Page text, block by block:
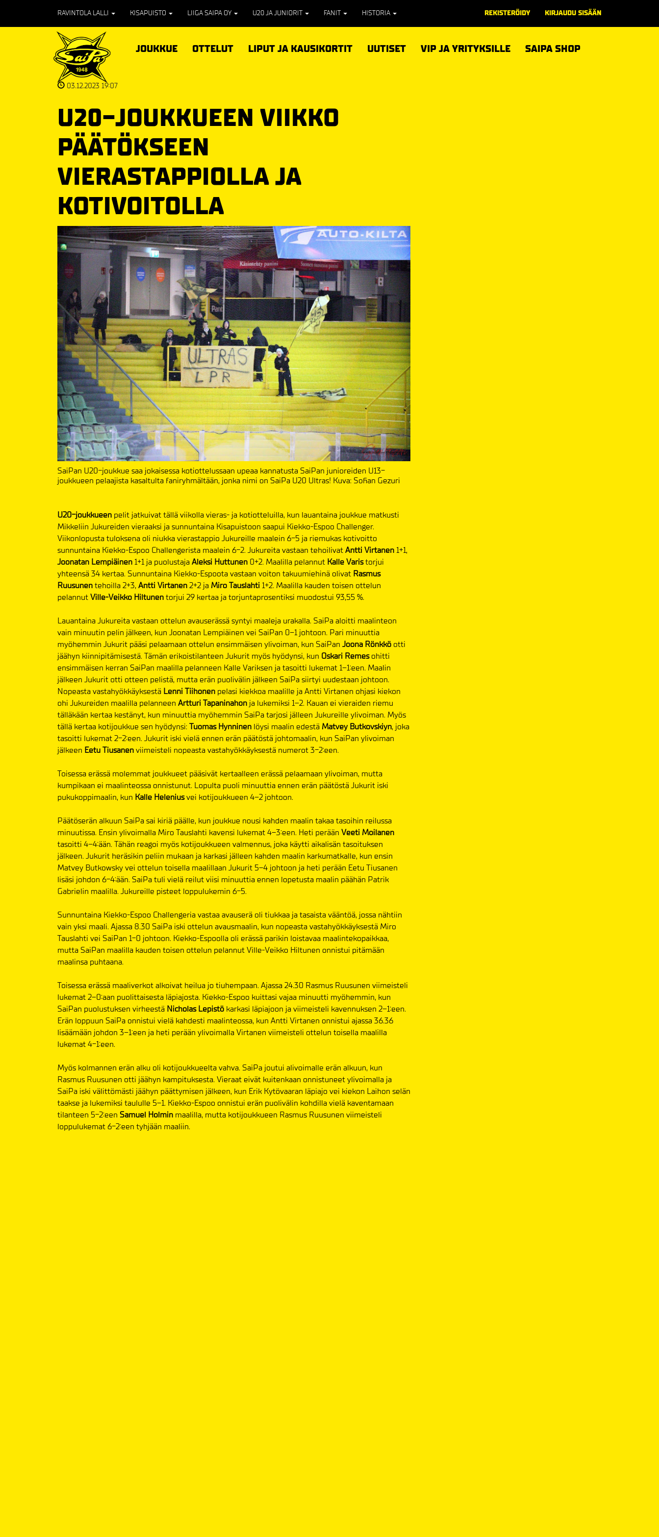
RAVINTOLA LALLI KISAPUISTO LIIGA SAIPA OY U20 JA JUNIORIT FANIT HISTORIA REKISTERÖIDY KIRJAUDU SISÄÄN
JOUKKUE OTTELUT LIPUT JA KAUSIKORTIT UUTISET VIP JA YRITYKSILLE SAIPA SHOP
03.12.2023 19:07
U20-JOUKKUEEN VIIKKO
PÄÄTÖKSEEN
VIERASTAPPIOLLA JA
KOTIVOITOLLA
SaiPan U20-joukkue saa jokaisessa kotiottelussaan upeaa kannatusta SaiPan junioreiden U13-
joukkueen pelaajista kasaltulta faniryhmältään, jonka nimi on SaiPa U20 Ultras! Kuva: Sofian Gezuri
U20-joukkueen pelit jatkuivat tällä viikolla vieras- ja kotiotteluilla, kun lauantaina joukkue matkusti
Mikkeliin Jukureiden vieraaksi ja sunnuntaina Kisapuistoon saapui Kiekko-Espoo Challenger.
Viikonlopusta tuloksena oli niukka vierastappio Jukureille maalein 6-5 ja riemukas kotivoitto
sunnuntaina Kiekko-Espoo Challengerista maalein 6-2. Jukureita vastaan tehoilivatAntti Virtanen1+1,
Joonatan Lempiäinen1+1 ja puolustajaAleksi Huttunen 0+2. Maalilla pelannut Kalle Varistorjui
yhteensä 34 kertaa. Sunnuntaina Kiekko-Espoota vastaan voiton takuumiehinä olivat Rasmus
Ruusunentehoilla 2+3, Antti Virtanen2+2 ja Miro Tauslahti 1+2. Maalilla kauden toisen ottelun
pelannutVille-Veikko Hiltunentorjui 29 kertaa ja torjuntaprosentiksi muodostui 93,55 %.
Lauantaina Jukureita vastaan ottelun avauserässä syntyi maaleja urakalla. SaiPa aloitti maalinteon
vain minuutin pelin jälkeen, kun Joonatan Lempiäinen vei SaiPan 0–1 johtoon. Pari minuuttia
myöhemmin Jukurit pääsi pelaamaan ottelun ensimmäisen ylivoiman, kun SaiPan Joona Rönkkö otti
jäähyn kiinnipitämisestä. Tämän erikoistilanteen Jukurit myös hyödynsi, kun Oskari Remesohitti
ensimmäisen kerran SaiPan maalilla pelanneen Kalle Variksen ja tasoitti lukemat 1–1:een. Maalin
jälkeen Jukurit otti otteen pelistä, mutta erän puolivälin jälkeen SaiPa siirtyi uudestaan johtoon.
Nopeasta vastahyökkäyksestä Lenni Tiihonen pelasi kiekkoa maalille ja Antti Virtanen ohjasi kiekon
ohi Jukureiden maalilla pelanneen Artturi Tapaninahon ja lukemiksi 1–2. Kauan ei vieraiden riemu
tälläkään kertaa kestänyt, kun minuuttia myöhemmin SaiPa tarjosi jälleen Jukureille ylivoiman. Myös
tällä kertaa kotijoukkue sen hyödynsi: Tuomas Hynninen löysi maalin edestä Matvey Butkovskiyn, joka
tasoitti lukemat 2-2:een. Jukurit iski vielä ennen erän päätöstä johtomaalin, kun SaiPan ylivoiman
jälkeen Eetu Tiusanenviimeisteli nopeasta vastahyökkäyksestä numerot 3-2:een.
Toisessa erässä molemmat joukkueet pääsivät kertaalleen erässä pelaamaan ylivoiman, mutta
kumpikaan ei maalinteossa onnistunut. Lopulta puoli minuuttia ennen erän päätöstä Jukurit iski
pukukoppimaalin, kun Kalle Heleniusvei kotijoukkueen 4–2 johtoon.
Päätöserän alkuun SaiPa sai kiriä päälle, kun joukkue nousi kahden maalin takaa tasoihin reilussa
minuutissa. Ensin ylivoimalla Miro Tauslahti kavensi lukemat 4–3:een. Heti perään Veeti Moilanen
tasoitti 4–4:ään. Tähän reagoi myös kotijoukkueen valmennus, joka käytti aikalisän tasoituksen
jälkeen. Jukurit heräsikin peliin mukaan ja karkasi jälleen kahden maalin karkumatkalle, kun ensin
Matvey Butkowsky vei ottelun toisella maalillaan Jukurit 5–4 johtoon ja heti perään Eetu Tiusanen
lisäsi johdon 6-4:ään. SaiPa tuli vielä reilut viisi minuuttia ennen lopetusta maalin päähän Patrik
Gabrielin maalilla. Jukureille pisteet loppulukemin 6-5.
Sunnuntaina Kiekko-Espoo Challengeria vastaa avauserä oli tiukkaa ja tasaista vääntöä, jossa nähtiin
vain yksi maali. Ajassa 8.30 SaiPa iski ottelun avausmaalin, kun nopeasta vastahyökkäyksestä Miro
Tauslahti vei SaiPan 1-0 johtoon. Kiekko-Espoolla oli erässä parikin loistavaa maalintekopaikkaa,
mutta SaiPan maalilla kauden toisen ottelun pelannut Ville-Veikko Hiltunen onnistui pitämään
maalinsa puhtaana.
Toisessa erässä maaliverkot alkoivat heilua jo tiuhempaan. Ajassa 24.30 Rasmus Ruusunen viimeisteli
lukemat 2–0:aan puolittaisesta läpiajosta. Kiekko-Espoo kuittasi vajaa minuutti myöhemmin, kun
SaiPan puolustuksen virheestä Nicholas Lepistö karkasi läpiajoon ja viimeisteli kavennuksen 2–1:een.
Erän loppuun SaiPa onnistui vielä kahdesti maalinteossa, kun Antti Virtanen onnistui ajassa 36.36
lisäämään johdon 3–1:een ja heti perään ylivoimalla Virtanen viimeisteli ottelun toisella maalilla
lukemat 4-1:een.
Myös kolmannen erän alku oli kotijoukkueelta vahva. SaiPa joutui alivoimalle erän alkuun, kun
Rasmus Ruusunen otti jäähyn kampituksesta. Vieraat eivät kuitenkaan onnistuneet ylivoimalla ja
SaiPa iski välittömästi jäähyn päättymisen jälkeen, kun Erik Kytövaaran läpiajo vei kiekon Laihon selän
taakse ja lukemiksi taululle 5–1. Kiekko-Espoo onnistui erän puolivälin kohdilla vielä kaventamaan
tilanteen 5-2:een Samuel Holmin maalilla, mutta kotijoukkueen Rasmus Ruusunen viimeisteli
loppulukemat 6-2:een tyhjään maaliin.